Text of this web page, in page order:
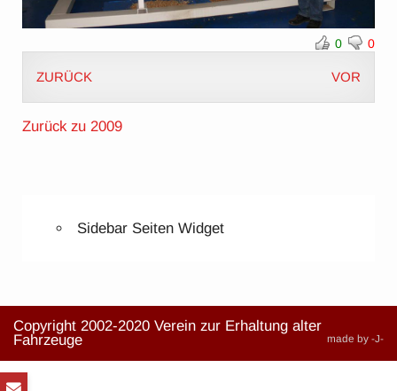
0 0
ZURÜCK VOR
Zurück zu 2009
Sidebar Seiten Widget
Copyright 2002-2020 Verein zur Erhaltung alter
Fahrzeuge
made by -J-